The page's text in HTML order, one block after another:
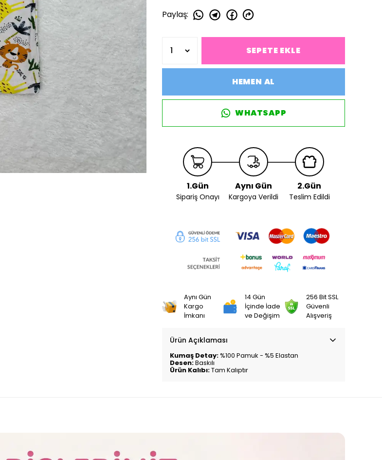
Paylaş:
SEPETE EKLE
HEMEN AL
WHATSAPP
1.Gün
Sipariş Onayı
Aynı Gün
Kargoya Verildi
2.Gün
Teslim Edildi
Aynı Gün
Kargo
İmkanı
14 Gün
İçinde İade
ve Değişim
256 Bit SSL
Güvenli
Alışveriş
Ürün Açıklaması
Kumaş Detay:%100 Pamuk - %5 Elastan
Desen:Baskılı
Ürün Kalıbı:Tam Kalıptır